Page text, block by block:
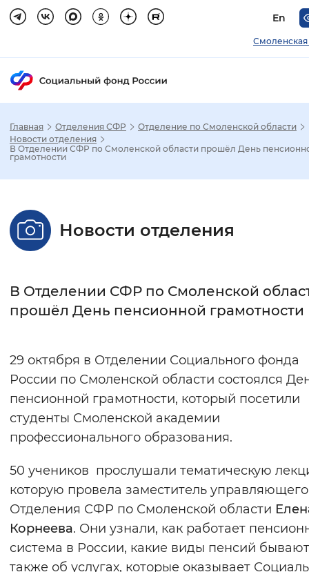
En
Смоленская
Стандартный Увеличенный
Без засечек С засечками
Нормальный Увеличенный
Цвет сайта
Монохромный Инверсивный
Изображения
Включены Выключены
Звуковой ассистент
Главная Отделения СФР
Отделение по Смоленской области
Новости отделения
В Отделении СФР по Смоленской области прошёл День
грамотности
Новости отделения
В Отделении СФР по Смоленской
прошёл День пенсионной грамотности
29 октября в Отделении Социального фонда
России по Смоленской области состоялся
пенсионной грамотности, который посетили
студенты Смоленской академии
профессионального образования.
50 учеников прослушали тематическую
которую провела заместитель управляющего
Отделения СФР по Смоленской области
Корнеева. Они узнали, как работает
система в России, какие виды пенсий
также об услугах, которые оказывает